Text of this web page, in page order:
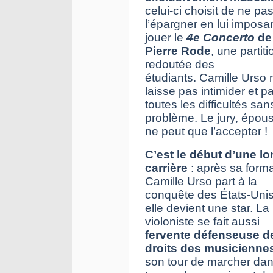
celui-ci choisit de ne pas
l’épargner en lui
jouer le4e Concerto de
Pierre Rode, une
redoutée des
étudiants. Camille Urso
laisse pas intimider et
toutes les difficultés
problème. Le jury,
ne peut que l’accepter !
C’est le début d’une
carrière : après sa
Camille Urso part à la
conquête des États-
elle devient une star. La
violoniste se fait aussi
fervente défenseuse
droits des
son tour de marcher